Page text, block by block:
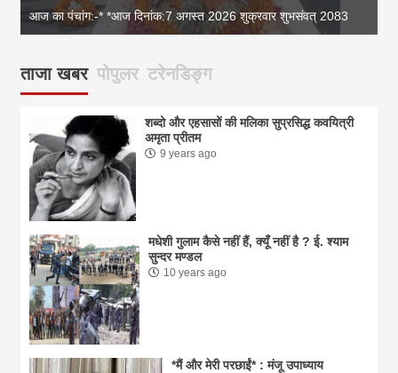
आज का पंचांग:-* *आज दिनांक:7 अगस्त 2026 शुक्रवार शुभसंवत् 2083
ताजा खबर पोपुलर टरेनडिङ्ग
शब्दो और एहसासों की मलिका सुप्रसिद्ध कवयित्री
अमृता प्रीतम
9 years ago
मधेशी गुलाम कैसे नहीं हैं, क्यूँ नहीं है ? ई. श्याम
सुन्दर मण्डल
10 years ago
*मैं और मेरी परछाईं* : मंजू उपाध्याय